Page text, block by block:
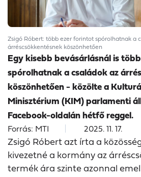
Zsigó Róbert: több ezer forintot spórolhatnak a
árréscsökkentésnek köszönhetően
Egy kisebb bevásárlásnál is
spórolhatnak a családok az
köszönhetően - közölte a
Minisztérium (KIM) parlamenti
Facebook-oldalán hétfő reggel.
Forrás: MTI 2025. 11. 17.
Zsigó Róbert azt írta a
kivezetné a kormány az
termék ára szinte azonnal